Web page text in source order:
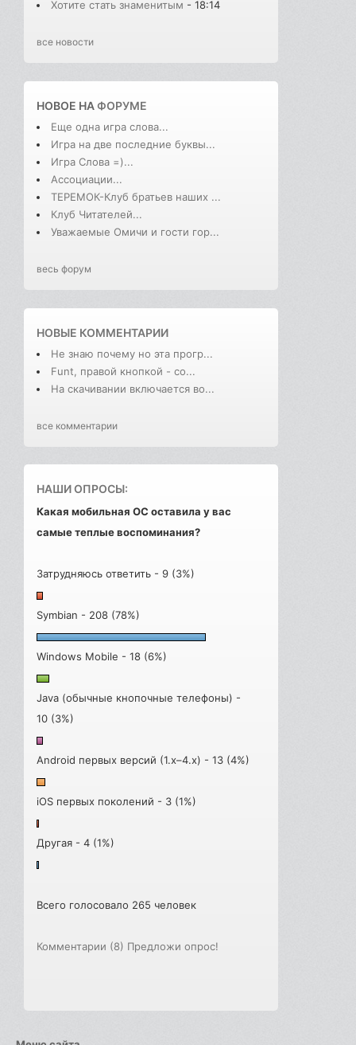
Хотите стать знаменитым - 18:14
все новости
НОВОЕ НАФОРУМЕ
Еще одна игра слова...
Игра на две последние буквы...
Игра Слова =)...
Ассоциации...
ТЕРЕМОК-Клуб братьев наших ...
Клуб Читателей...
Уважаемые Омичи и гости гор...
весь форум
НОВЫЕ КОММЕНТАРИИ
Не знаю почему но эта прогр...
Funt, правой кнопкой - со...
На скачивании включается во...
все комментарии
НАШИ ОПРОСЫ:
Какая мобильная ОС оставила у вас
самые теплые воспоминания?
Затрудняюсь ответить - 9 (3%)
Symbian - 208 (78%)
Windows Mobile - 18 (6%)
Java (обычные кнопочные телефоны) -
10 (3%)
Android первых версий (1.x–4.x) - 13 (4%)
iOS первых поколений - 3 (1%)
Другая - 4 (1%)
Всего голосовало 265 человек
Комментарии (8) Предложи опрос!